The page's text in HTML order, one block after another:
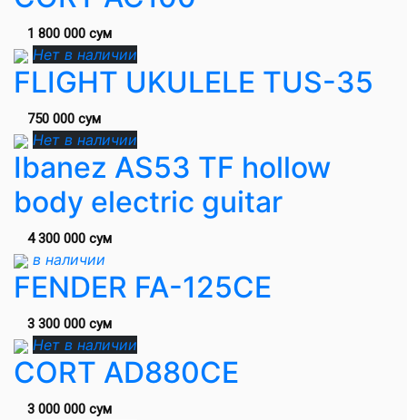
1 800 000 сум
Нет в наличии
FLIGHT UKULELE TUS-35
750 000 сум
Нет в наличии
Ibanez AS53 TF hollow
body electric guitar
4 300 000 сум
в наличии
FENDER FA-125CE
3 300 000 сум
Нет в наличии
CORT AD880CE
3 000 000 сум